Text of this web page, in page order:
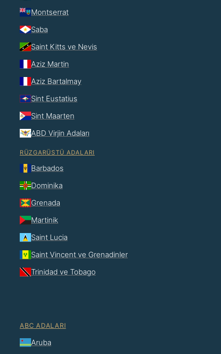
Montserrat
Saba
Saint Kitts ve Nevis
Aziz Martin
Aziz Bartalmay
Sint Eustatius
Sint Maarten
ABD Virjin Adaları
RÜZGARÜSTÜ ADALARI
Barbados
Dominika
Grenada
Martinik
Saint Lucia
Saint Vincent ve Grenadinler
Trinidad ve Tobago
ABC ADALARI
Aruba